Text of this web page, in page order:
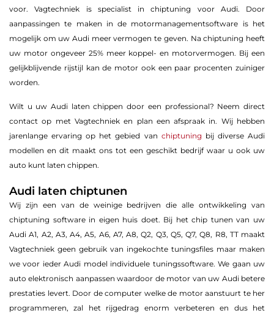
voor. Vagtechniek is specialist in chiptuning voor Audi. Door
aanpassingen te maken in de motormanagementsoftware is het
mogelijk om uw Audi meer vermogen te geven. Na chiptuning heeft
uw motor ongeveer 25% meer koppel- en motorvermogen. Bij een
gelijkblijvende rijstijl kan de motor ook een paar procenten zuiniger
worden.
Wilt u uw Audi laten chippen door een professional? Neem direct
contact op met Vagtechniek en plan een afspraak in. Wij hebben
jarenlange ervaring op het gebied van chiptuning bij diverse Audi
modellen en dit maakt ons tot een geschikt bedrijf waar u ook uw
auto kunt laten chippen.
Audi laten chiptunen
Wij zijn een van de weinige bedrijven die alle ontwikkeling van
chiptuning software in eigen huis doet. Bij het chip tunen van uw
Audi A1, A2, A3, A4, A5, A6, A7, A8, Q2, Q3, Q5, Q7, Q8, R8, TT maakt
Vagtechniek geen gebruik van ingekochte tuningsfiles maar maken
we voor ieder Audi model individuele tuningssoftware. We gaan uw
auto elektronisch aanpassen waardoor de motor van uw Audi betere
prestaties levert. Door de computer welke de motor aanstuurt te her
programmeren, zal het rijgedrag enorm verbeteren en dus het